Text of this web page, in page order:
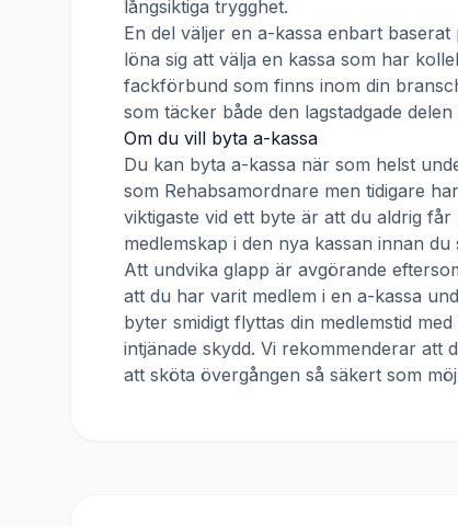
långsiktiga trygghet.
En del väljer en a-kassa enbart
löna sig att välja en kassa som har
fackförbund som finns inom din
som täcker både den lagstadgade
Om du vill byta a-kassa
Du kan byta a-kassa när som helst
som Rehabsamordnare men tidigare
viktigaste vid ett byte är att du aldrig
medlemskap i den nya kassan innan du
Att undvika glapp är avgörande
att du har varit medlem i en a-kassa
byter smidigt flyttas din medlemstid
intjänade skydd. Vi rekommenderar att
att sköta övergången så säkert som